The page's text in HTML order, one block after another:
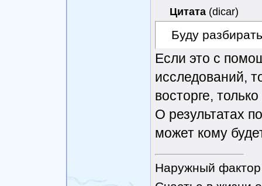
Цитата (dicar)
Буду
Если это с
исследований,
восторге,
О результатах
может кому
Наружный фактор